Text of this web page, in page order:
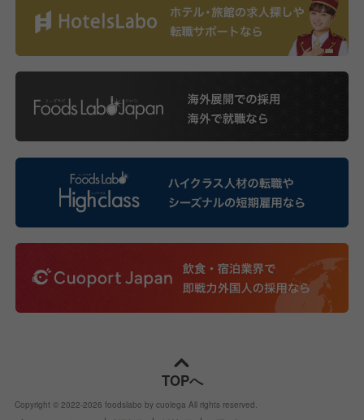
TOPへ
Copyright © 2022-2026 foodslabo by cuolega All rights reserved.